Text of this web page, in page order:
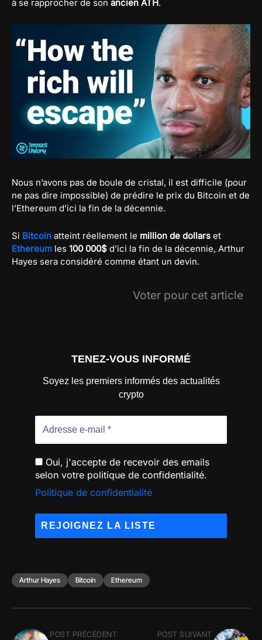
à se rapprocher de son ancien ATH.
Nous n’avons pas de boule de cristal, il est difficile (pour
ne pas dire impossible) de prédire le prix du Bitcoin et de
l’Ethereum d’ici la fin de la décennie.
Si Bitcoin atteint réellement le million de dollars et
Ethereum les 100 000$ d’ici la fin de la décennie, Arthur
Hayes sera considéré comme étant un devin.
Voter pour cet article
TENEZ-VOUS INFORMÉ
Soyez les premiers informés des actualités
crypto
Oui, j'accepte de recevoir des emails
selon votre politique de confidentialité.
Politique de confidentialité
Arthur Hayes Bitcoin Ethereum
POST PRÉCÉDENT POST SUIVANT